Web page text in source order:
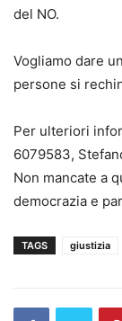
del NO.
Vogliamo dare
persone si
Per ulteriori
6079583,
Non mancate a
democrazia e
TAGS giustizia